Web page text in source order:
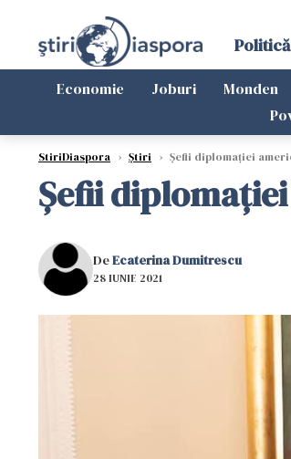
Politică
Economie Joburi Monden
StiriDiaspora › Știri › Șefii diplomației
Șefii
DeEcaterina Dumitrescu
28 IUNIE 2021